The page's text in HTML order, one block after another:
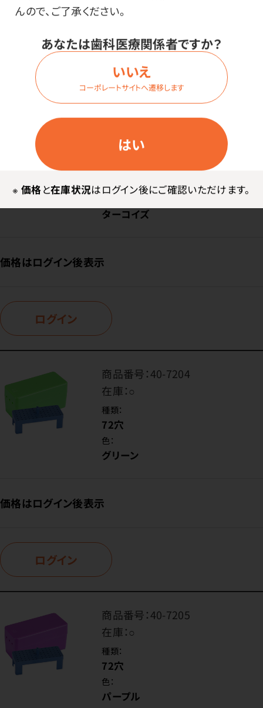
んので、ご了承ください。
あなたは歯科医療関係者ですか？
はい
いいえ
コーポレートサイトへ遷移します
※ 価格と在庫状況はログイン後にご確認いただけます。
価格はログイン後表示
ログイン
在庫：○
種類：
72穴
ターコイズ
価格はログイン後表示
ログイン
商品番号：40-7204
在庫：○
種類：
72穴
色：
グリーン
価格はログイン後表示
ログイン
商品番号：40-7205
在庫：○
種類：
72穴
色：
パープル